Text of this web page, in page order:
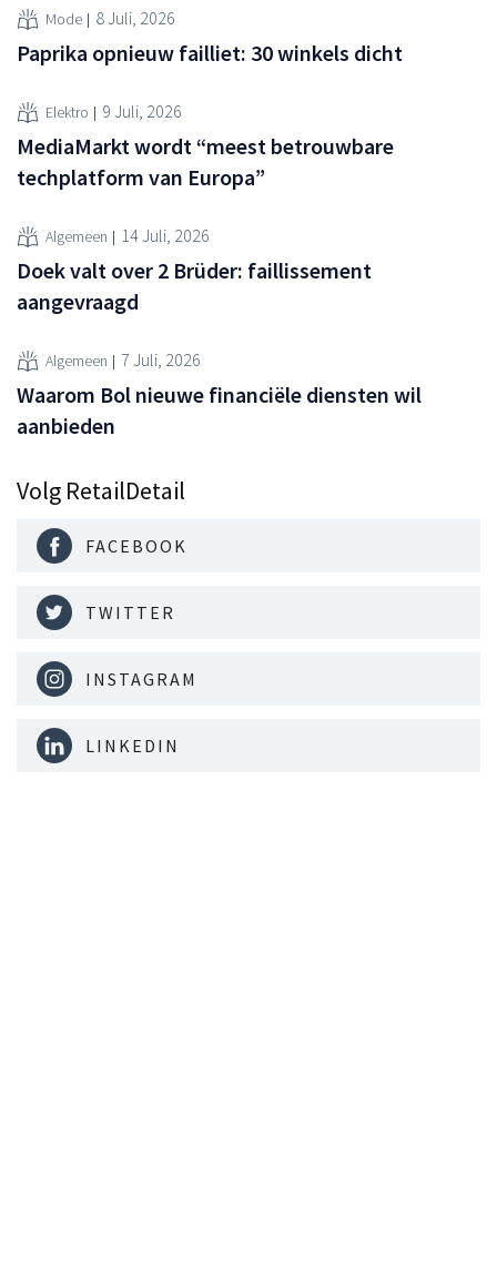
Mode 8 Juli, 2026
Paprika opnieuw failliet: 30 winkels dicht
Elektro 9 Juli, 2026
MediaMarkt wordt “meest betrouwbare
techplatform van Europa”
Algemeen 14 Juli, 2026
Doek valt over 2 Brüder: faillissement
aangevraagd
Algemeen 7 Juli, 2026
Waarom Bol nieuwe financiële diensten wil
aanbieden
Volg RetailDetail
FACEBOOK
TWITTER
INSTAGRAM
LINKEDIN